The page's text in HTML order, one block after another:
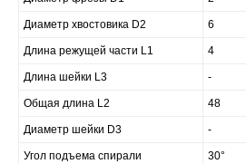
Диаметр хвостовика D2 6
Длина режущей части L1 4
Длина шейки L3 -
Общая длина L2 48
Диаметр шейки D3 -
Угол подъема спирали 30°